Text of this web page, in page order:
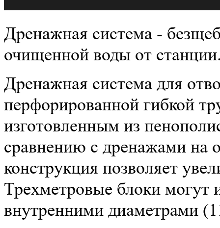
Дренажная система -
очищенной воды от
Дренажная система для
перфорированной гибкой
изготовленным из
сравнению с дренажами на
конструкция позволяет
Трехметровые блоки могут
внутренними диаметрами